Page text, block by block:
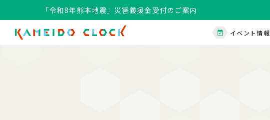
「令和8年熊本地震」災害義援金受付のご案内
イベント情報